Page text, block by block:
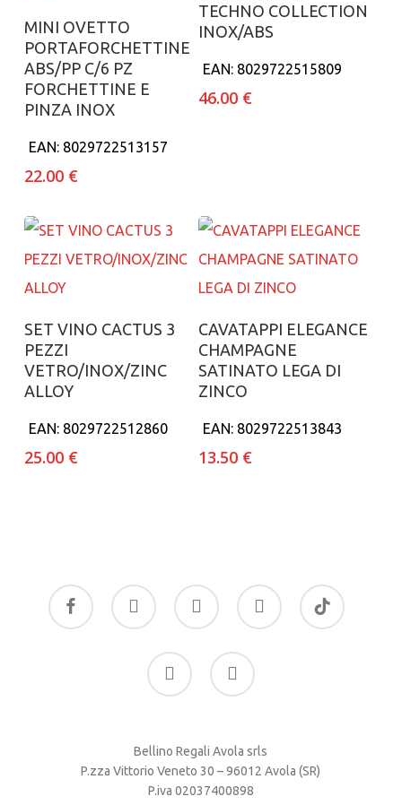
Aggiungi al carrello
MINI OVETTO
PORTAFORCHETTINE
ABS/PP C/6 PZ
FORCHETTINE E
PINZA INOX
EAN: 8029722513157
22.00 €
TECHNO COLLECTION
INOX/ABS
EAN: 8029722515809
46.00 €
Aggiungi al carrello
SET VINO CACTUS 3
PEZZI
VETRO/INOX/ZINC
ALLOY
EAN: 8029722512860
25.00 €
Aggiungi al carrello
CAVATAPPI ELEGANCE
CHAMPAGNE
SATINATO LEGA DI
ZINCO
EAN: 8029722513843
13.50 €
facebook
google-
plus
instagram whatsapp tiktok
phone email
Bellino Regali Avola srls
P.zza Vittorio Veneto 30 – 96012 Avola (SR)
P.iva 02037400898